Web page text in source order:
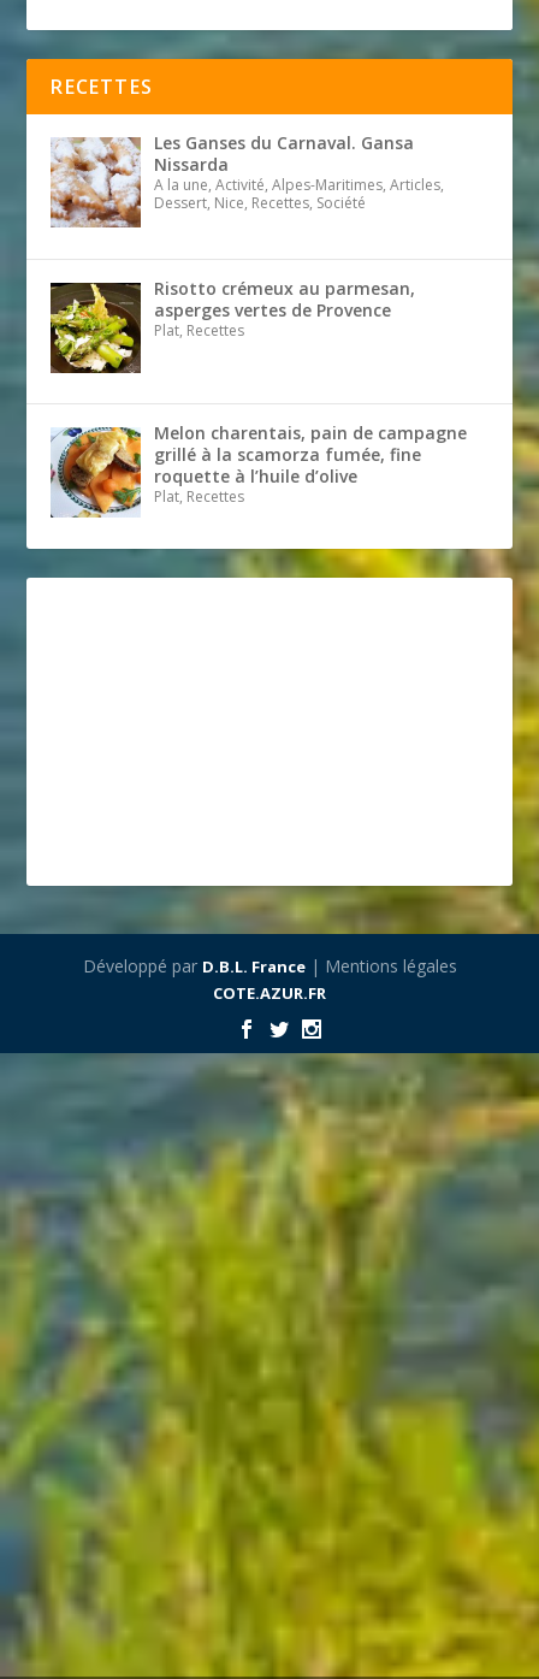
RECETTES
Les Ganses du Carnaval. Gansa
Nissarda
A la une, Activité, Alpes-Maritimes, Articles,
Dessert, Nice, Recettes, Société
Risotto crémeux au parmesan,
asperges vertes de Provence
Plat, Recettes
Melon charentais, pain de campagne
grillé à la scamorza fumée, fine
roquette à l’huile d’olive
Plat, Recettes
Développé par D.B.L. France| Mentions légales
COTE.AZUR.FR